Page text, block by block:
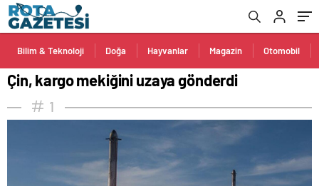
Bilim & Teknoloji Doğa Hayvanlar Magazin Otomobil
Çin, kargo mekiğini uzaya gönderdi
1